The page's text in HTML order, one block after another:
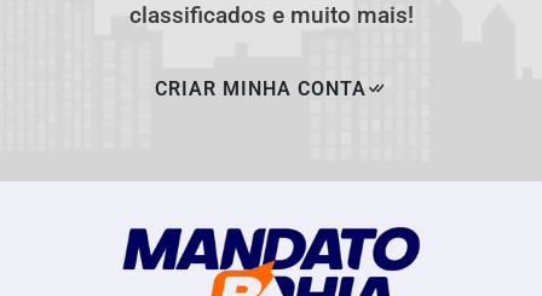
classificados e muito mais!
CRIAR MINHA CONTA